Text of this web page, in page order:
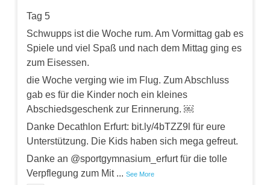
Tag 5
Schwupps ist die Woche rum. Am Vormittag gab es
Spiele und viel Spaß und nach dem Mittag ging es
zum Eisessen.
die Woche verging wie im Flug. Zum Abschluss
gab es für die Kinder noch ein kleines
Abschiedsgeschenk zur Erinnerung. ￼
Danke Decathlon Erfurt: bit.ly/4bTZZ9l für eure
Unterstützung. Die Kids haben sich mega gefreut.
Danke an @sportgymnasium_erfurt für die tolle
Verpflegung zum Mit ... See More